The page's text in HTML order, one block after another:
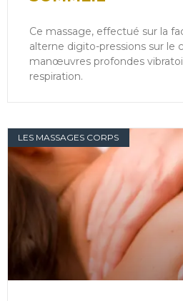
Ce massage, effectué sur la
alterne digito-pressions sur le
manœuvres profondes
respiration.
LES MASSAGES CORPS